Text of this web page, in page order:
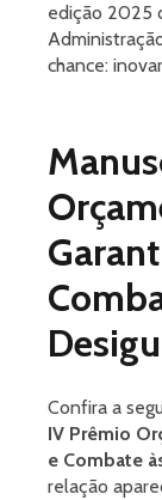
edição 2025
chance:
Confira a
IV Prêmio
e Combate
relação